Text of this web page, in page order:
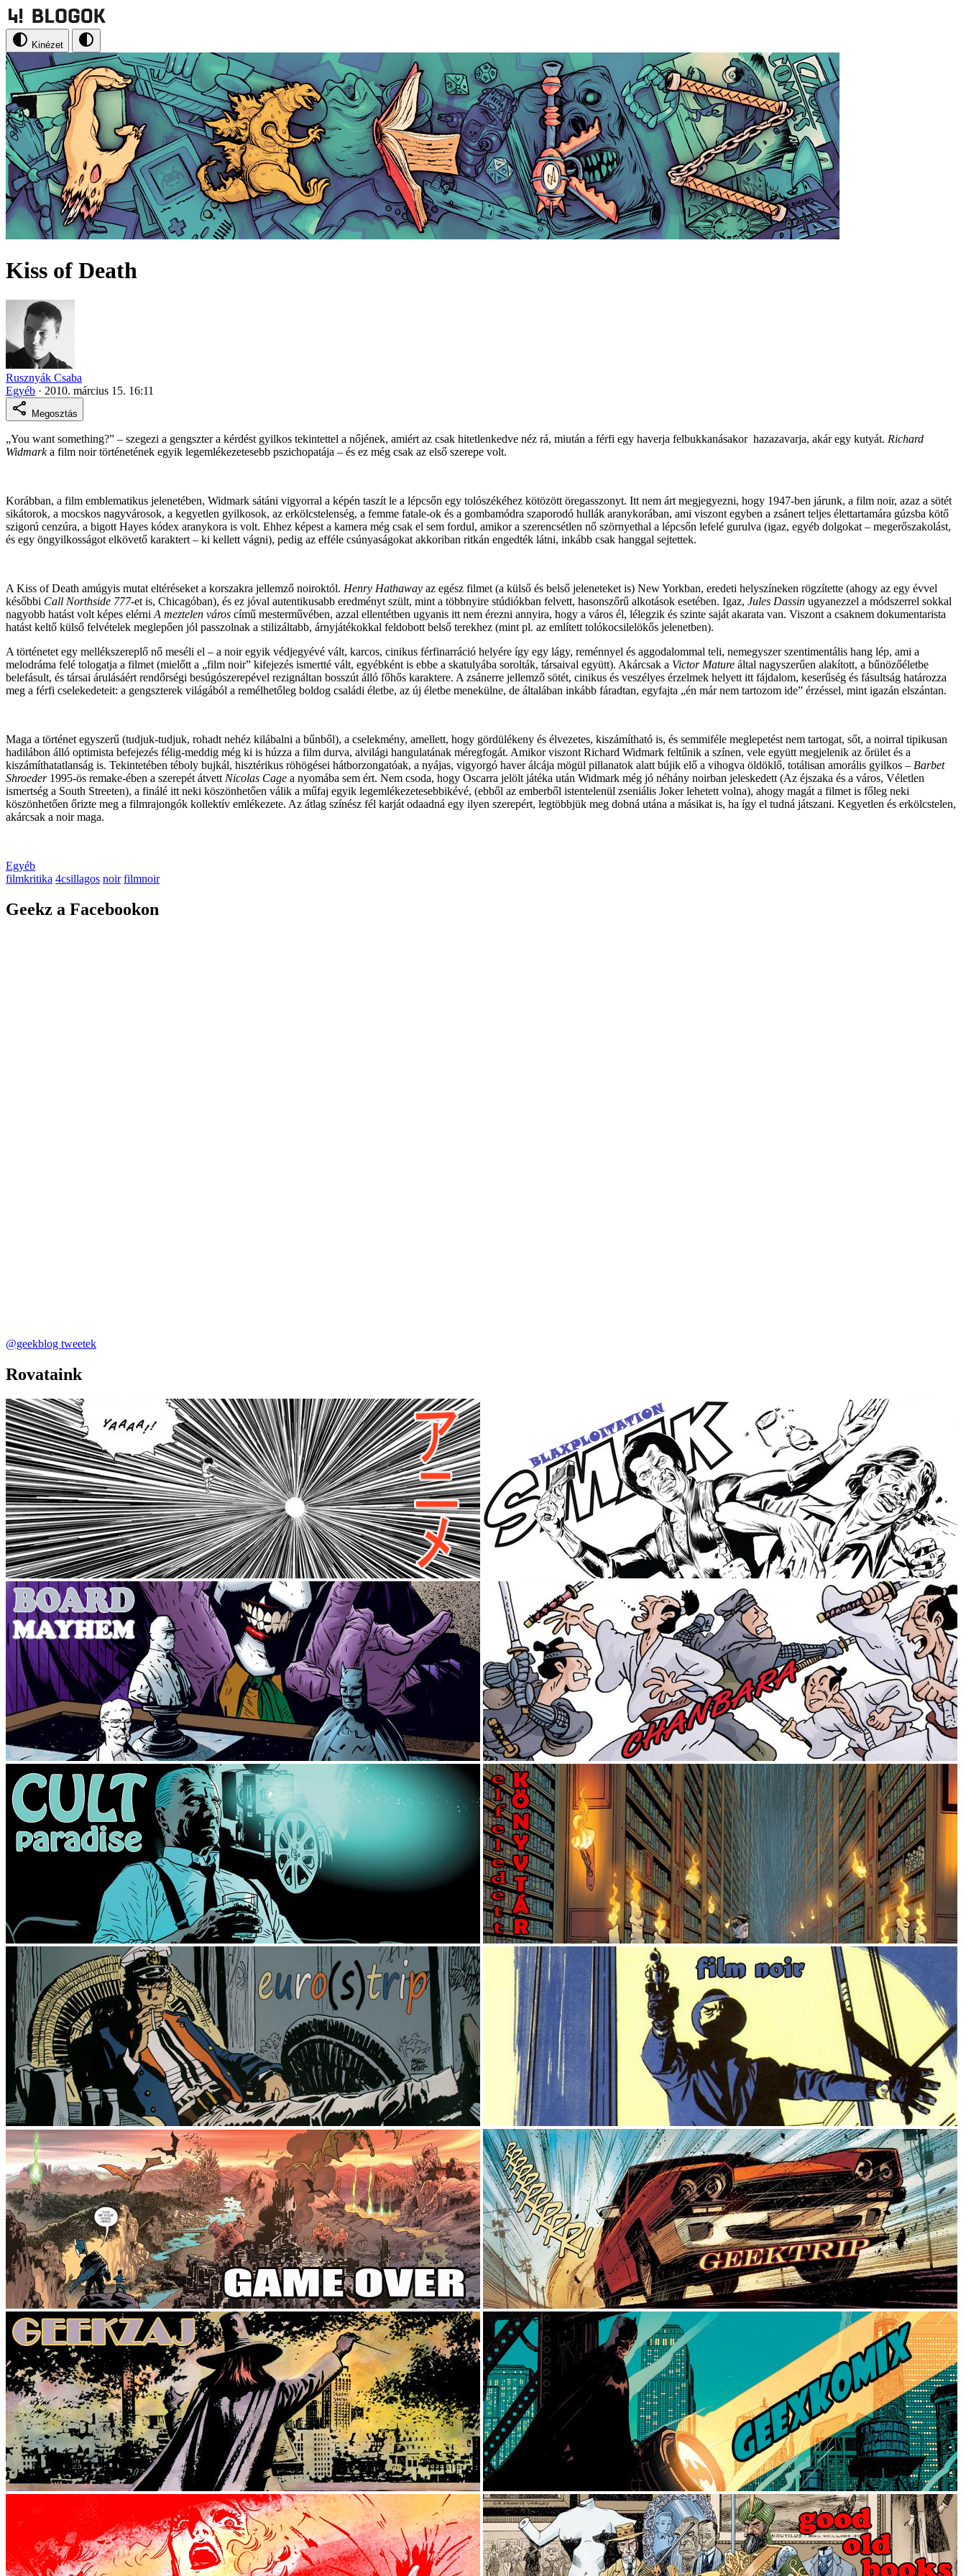
Kinézet
Kiss of Death
Rusznyák Csaba
Egyéb · 2010. március 15. 16:11
Megosztás
„You want something?” – szegezi a gengszter a kérdést gyilkos tekintettel a nőjének, amiért az csak hitetlenkedve néz rá, miután a férfi egy haverja felbukkanásakor hazazavarja, akár egy kutyát. Richard
Widmarka film noir történetének egyik legemlékezetesebb pszichopatája – és ez még csak az első szerepe volt.
Korábban, a film emblematikus jelenetében, Widmark sátáni vigyorral a képén taszít le a lépcsőn egy tolószékéhez kötözött öregasszonyt. Itt nem árt megjegyezni, hogy 1947-ben járunk, a film noir, azaz a sötét
sikátorok, a mocskos nagyvárosok, a kegyetlen gyilkosok, az erkölcstelenség, a femme fatale-ok és a gombamódra szaporodó hullák aranykorában, ami viszont egyben a zsánert teljes élettartamára gúzsba kötő
szigorú cenzúra, a bigott Hayes kódex aranykora is volt. Ehhez képest a kamera még csak el sem fordul, amikor a szerencsétlen nő szörnyethal a lépcsőn lefelé gurulva (igaz, egyéb dolgokat – megerőszakolást,
és egy öngyilkosságot elkövető karaktert – ki kellett vágni), pedig az efféle csúnyaságokat akkoriban ritkán engedték látni, inkább csak hanggal sejtettek.
A Kiss of Death amúgyis mutat eltéréseket a korszakra jellemző noiroktól. Henry Hathaway az egész filmet (a külső és belső jeleneteket is) New Yorkban, eredeti helyszíneken rögzítette (ahogy az egy évvel
későbbi Call Northside 777-et is, Chicagóban), és ez jóval autentikusabb eredményt szült, mint a többnyire stúdiókban felvett, hasonszőrű alkotások esetében. Igaz, Jules Dassin ugyanezzel a módszerrel sokkal
nagyobb hatást volt képes elérni A meztelen város című mesterművében, azzal ellentétben ugyanis itt nem érezni annyira, hogy a város él, lélegzik és szinte saját akarata van. Viszont a csaknem dokumentarista
hatást keltő külső felvételek meglepően jól passzolnak a stilizáltabb, árnyjátékokkal feldobott belső terekhez (mint pl. az említett tolókocsilelökős jelenetben).
A történetet egy mellékszereplő nő meséli el – a noir egyik védjegyévé vált, karcos, cinikus férfinarráció helyére így egy lágy, reménnyel és aggodalommal teli, nemegyszer szentimentális hang lép, ami a
melodráma felé tologatja a filmet (mielőtt a „film noir” kifejezés ismertté vált, egyébként is ebbe a skatulyába sorolták, társaival együtt). Akárcsak a Victor Mature által nagyszerűen alakított, a bűnözőéletbe
belefásult, és társai árulásáért rendőrségi besúgószerepével rezignáltan bosszút álló főhős karaktere. A zsánerre jellemző sötét, cinikus és veszélyes érzelmek helyett itt fájdalom, keserűség és fásultság határozza
meg a férfi cselekedeteit: a gengszterek világából a remélhetőleg boldog családi életbe, az új életbe menekülne, de általában inkább fáradtan, egyfajta „én már nem tartozom ide” érzéssel, mint igazán elszántan.
Maga a történet egyszerű (tudjuk-tudjuk, rohadt nehéz kilábalni a bűnből), a cselekmény, amellett, hogy gördülékeny és élvezetes, kiszámítható is, és semmiféle meglepetést nem tartogat, sőt, a noirral tipikusan
hadilábon álló optimista befejezés félig-meddig még ki is húzza a film durva, alvilági hangulatának méregfogát. Amikor viszont Richard Widmark feltűnik a színen, vele együtt megjelenik az őrület és a
kiszámíthatatlanság is. Tekintetében téboly bujkál, hisztérikus röhögései hátborzongatóak, a nyájas, vigyorgó haver álcája mögül pillanatok alatt bújik elő a vihogva öldöklő, totálisan amorális gyilkos – Barbet
Shroeder1995-ös remake-ében a szerepét átvett Nicolas Cage a nyomába sem ért. Nem csoda, hogy Oscarra jelölt játéka után Widmark még jó néhány noirban jeleskedett (Az éjszaka és a város, Véletlen
ismertség a South Streeten), a finálé itt neki köszönhetően válik a műfaj egyik legemlékezetesebbikévé, (ebből az emberből istentelenül zseniális Joker lehetett volna), ahogy magát a filmet is főleg neki
köszönhetően őrizte meg a filmrajongók kollektív emlékezete. Az átlag színész fél karját odaadná egy ilyen szerepért, legtöbbjük meg dobná utána a másikat is, ha így el tudná játszani. Kegyetlen és erkölcstelen,
akárcsak a noir maga.
Egyéb
filmkritika 4csillagos noir filmnoir
Geekz a Facebookon
@geekblog tweetek
Rovataink